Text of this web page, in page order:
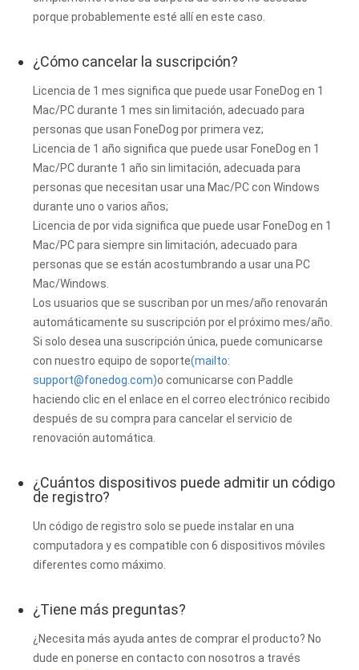
porque probablemente esté allí en este caso.
¿Cómo cancelar la suscripción?
Licencia de 1 mes significa que puede usar FoneDog en 1
Mac/PC durante 1 mes sin limitación, adecuado para
personas que usan FoneDog por primera vez;
Licencia de 1 año significa que puede usar FoneDog en 1
Mac/PC durante 1 año sin limitación, adecuada para
personas que necesitan usar una Mac/PC con Windows
durante uno o varios años;
Licencia de por vida significa que puede usar FoneDog en 1
Mac/PC para siempre sin limitación, adecuado para
personas que se están acostumbrando a usar una PC
Mac/Windows.
Los usuarios que se suscriban por un mes/año renovarán
automáticamente su suscripción por el próximo mes/año.
Si solo desea una suscripción única, puede comunicarse
con nuestro equipo de soporte(mailto:
support@fonedog.com)o comunicarse con Paddle
haciendo clic en el enlace en el correo electrónico recibido
después de su compra para cancelar el servicio de
renovación automática.
¿Cuántos dispositivos puede admitir un código
de registro?
Un código de registro solo se puede instalar en una
computadora y es compatible con 6 dispositivos móviles
diferentes como máximo.
¿Tiene más preguntas?
¿Necesita más ayuda antes de comprar el producto? No
dude en ponerse en contacto con nosotros a través